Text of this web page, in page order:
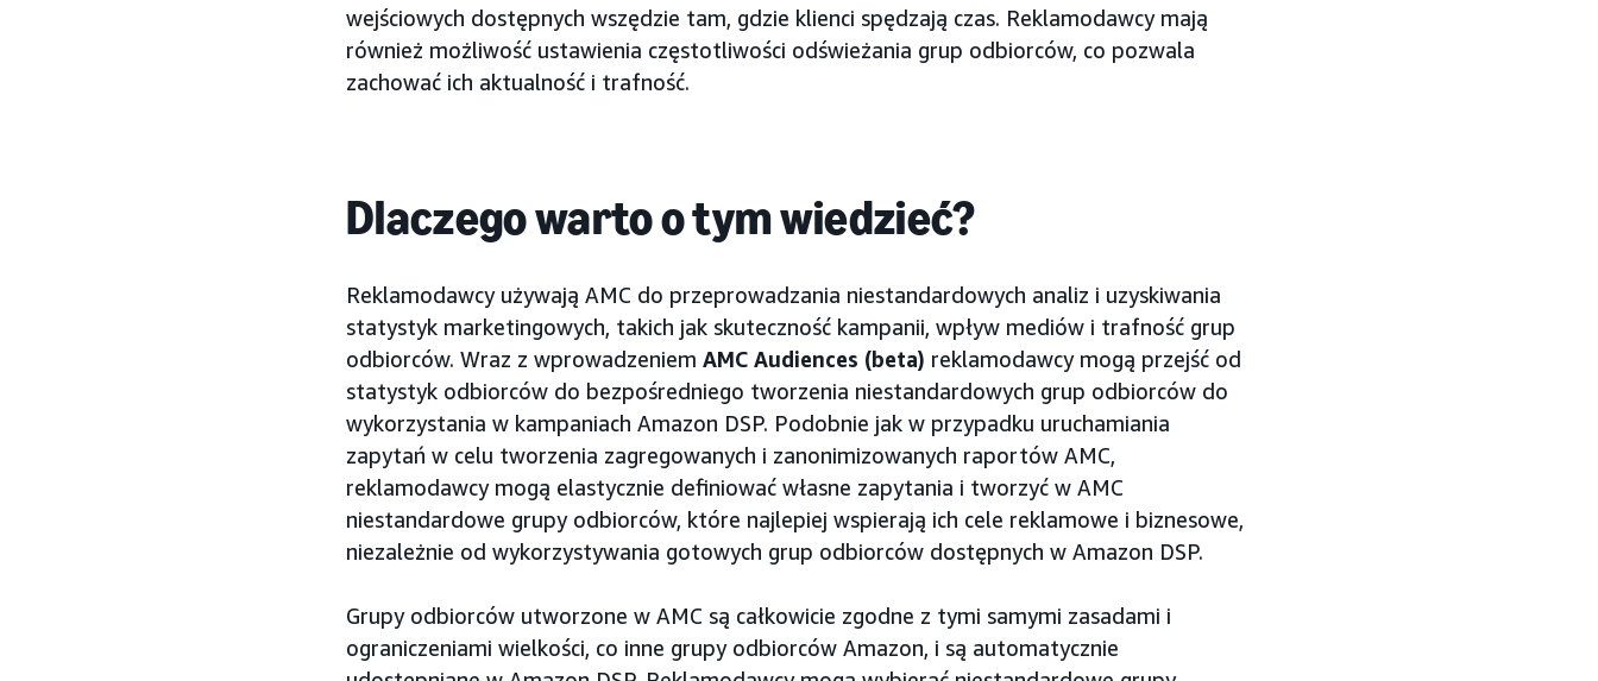
wejściowych dostępnych wszędzie tam, gdzie klienci spędzają czas. Reklamodawcy mają
również możliwość ustawienia częstotliwości odświeżania grup odbiorców, co pozwala
zachować ich aktualność i trafność.
Dlaczego warto o tym wiedzieć?
Reklamodawcy używają AMC do przeprowadzania niestandardowych analiz i uzyskiwania
statystyk marketingowych, takich jak skuteczność kampanii, wpływ mediów i trafność grup
odbiorców. Wraz z wprowadzeniem AMC Audiences (beta) reklamodawcy mogą przejść od
statystyk odbiorców do bezpośredniego tworzenia niestandardowych grup odbiorców do
wykorzystania w kampaniach Amazon DSP. Podobnie jak w przypadku uruchamiania
zapytań w celu tworzenia zagregowanych i zanonimizowanych raportów AMC,
reklamodawcy mogą elastycznie definiować własne zapytania i tworzyć w AMC
niestandardowe grupy odbiorców, które najlepiej wspierają ich cele reklamowe i biznesowe,
niezależnie od wykorzystywania gotowych grup odbiorców dostępnych w Amazon DSP.
Grupy odbiorców utworzone w AMC są całkowicie zgodne z tymi samymi zasadami i
ograniczeniami wielkości, co inne grupy odbiorców Amazon, i są automatycznie